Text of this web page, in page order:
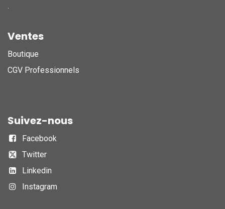
.
Ventes
Boutique
CGV Professionnels
Suivez-nous
Facebook
Twitter
Linkedin
Instagram